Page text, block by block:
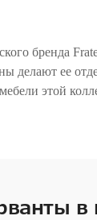
бренда
делают ее
этой
покрытое
стекла вв